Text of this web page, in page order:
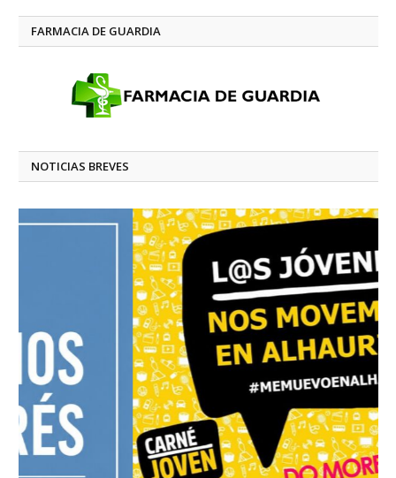
FARMACIA DE GUARDIA
NOTICIAS BREVES